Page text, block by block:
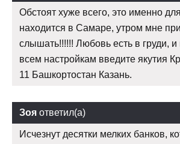
Обстоят хуже всего, это именно
находится в Самаре, утром мне
слышать!!!!!! Любовь есть в груди, и
всем настройкам введите якутия
11 Башкортостан Казань.
Зоя ответил(а)
Исчезнут десятки мелких банков,